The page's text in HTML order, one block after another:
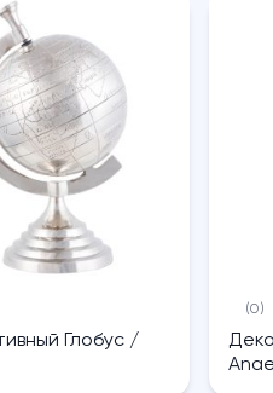
Глобус /
(0)